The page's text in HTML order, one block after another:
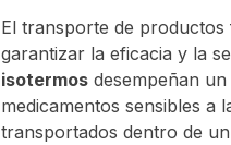
El transporte de productos
garantizar la eficacia y la
isotermos desempeñan
medicamentos sensibles a
transportados dentro de